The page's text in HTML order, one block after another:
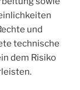
und
technische
dem Risiko